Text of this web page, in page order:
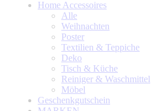
Home Accessoires
Alle
Weihnachten
Poster
Textilien & Teppiche
Deko
Tisch & Küche
Reiniger & Waschmittel
Möbel
Geschenkgutschein